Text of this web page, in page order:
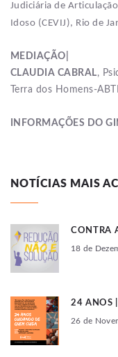
Judiciária de
Idoso (CEVIJ), Rio de
MEDIAÇÃO|
CLAUDIA CABRAL,
Terra dos Homens-
INFORMAÇÕES DO
NOTÍCIAS MAIS
CONTRA
18 de
24 ANOS
26 de